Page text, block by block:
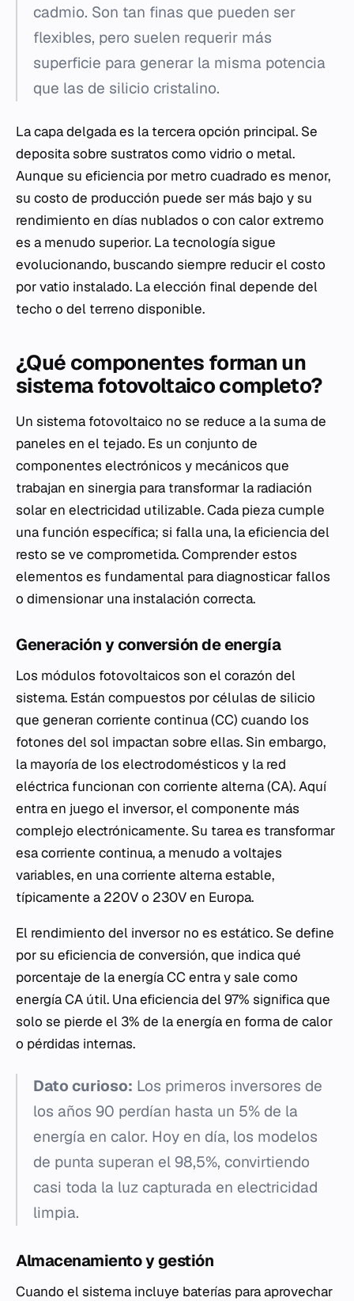
cadmio. Son tan finas que pueden ser
flexibles, pero suelen requerir más
superficie para generar la misma potencia
que las de silicio cristalino.
La capa delgada es la tercera opción principal. Se
deposita sobre sustratos como vidrio o metal.
Aunque su eficiencia por metro cuadrado es menor,
su costo de producción puede ser más bajo y su
rendimiento en días nublados o con calor extremo
es a menudo superior. La tecnología sigue
evolucionando, buscando siempre reducir el costo
por vatio instalado. La elección final depende del
techo o del terreno disponible.
¿Qué componentes forman un
sistema fotovoltaico completo?
Un sistema fotovoltaico no se reduce a la suma de
paneles en el tejado. Es un conjunto de
componentes electrónicos y mecánicos que
trabajan en sinergia para transformar la radiación
solar en electricidad utilizable. Cada pieza cumple
una función específica; si falla una, la eficiencia del
resto se ve comprometida. Comprender estos
elementos es fundamental para diagnosticar fallos
o dimensionar una instalación correcta.
Generación y conversión de energía
Los módulos fotovoltaicos son el corazón del
sistema. Están compuestos por células de silicio
que generan corriente continua (CC) cuando los
fotones del sol impactan sobre ellas. Sin embargo,
la mayoría de los electrodomésticos y la red
eléctrica funcionan con corriente alterna (CA). Aquí
entra en juego el inversor, el componente más
complejo electrónicamente. Su tarea es transformar
esa corriente continua, a menudo a voltajes
variables, en una corriente alterna estable,
típicamente a 220V o 230V en Europa.
El rendimiento del inversor no es estático. Se define
por su eficiencia de conversión, que indica qué
porcentaje de la energía CC entra y sale como
energía CA útil. Una eficiencia del 97% significa que
solo se pierde el 3% de la energía en forma de calor
o pérdidas internas.
Dato curioso: Los primeros inversores de
los años 90 perdían hasta un 5% de la
energía en calor. Hoy en día, los modelos
de punta superan el 98,5%, convirtiendo
casi toda la luz capturada en electricidad
limpia.
Almacenamiento y gestión
Cuando el sistema incluye baterías para aprovechar